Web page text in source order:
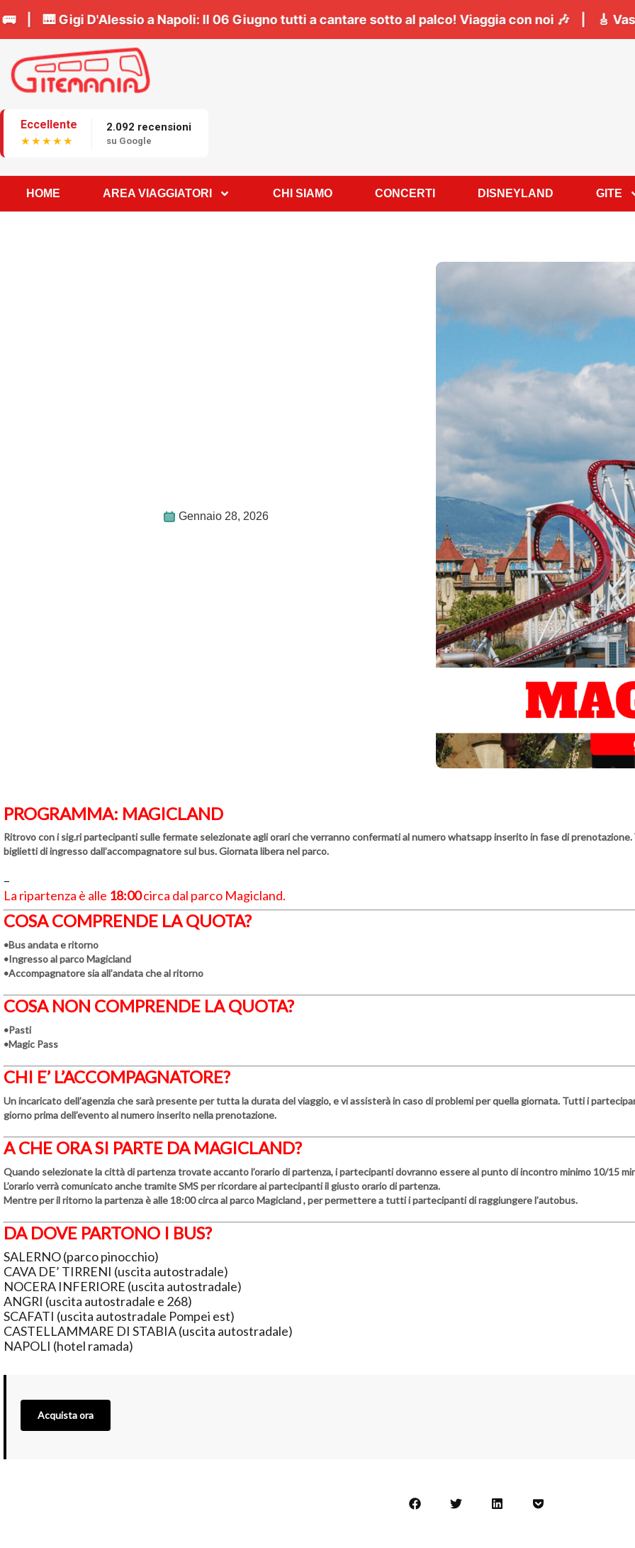
il tuo posto in bus 🚌 | 🎹Gigi D'Alessio a Napoli:Il06 Giugnotutti a cantare sotto al palco!
Eccellente
★★★★★
2.092 recensioni
su Google
HOME AREA VIAGGIATORI CHI SIAMO CONCERTI DISNEYLAND GITE
Gennaio 28, 2026
PROGRAMMA: MAGICLAND
Ritrovo con i sig.ri partecipanti sulle fermate selezionate agli orari che verranno confermati al numero whatsapp inserito in fase di
biglietti di ingresso dall’accompagnatore sul bus. Giornata libera nel parco.
–
La ripartenza è alle 18:00circa dal parco Magicland.
COSA COMPRENDE LA QUOTA?
•Bus andata e ritorno
•Ingresso al parco Magicland
•Accompagnatore sia all’andata che al ritorno
COSA NON COMPRENDE LA QUOTA?
•Pasti
•Magic Pass
CHI E’ L’ACCOMPAGNATORE?
Un incaricato dell’agenzia che sarà presente per tutta la durata del viaggio, e vi assisterà in caso di problemi per quella giornata. Tutti i
giorno prima dell’evento al numero inserito nella prenotazione.
A CHE ORA SI PARTE DA MAGICLAND?
Quando selezionate la città di partenza trovate accanto l’orario di partenza, i partecipanti dovranno essere al punto di incontro minimo 10/15
L’orario verrà comunicato anche tramite SMS per ricordare ai partecipanti il giusto orario di partenza.
Mentre per ilritornola partenza è alle 18:00circa al parco Magicland , per permettere a tutti i partecipanti di raggiungere l’autobus.
DA DOVE PARTONO I BUS?
SALERNO (parco pinocchio)
CAVA DE’ TIRRENI (uscita autostradale)
NOCERA INFERIORE (uscita autostradale)
ANGRI (uscita autostradale e 268)
SCAFATI (uscita autostradale Pompei est)
CASTELLAMMARE DI STABIA (uscita autostradale)
NAPOLI (hotel ramada)
Acquista ora